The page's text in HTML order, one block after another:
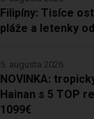
Filipíny: Tisíce
pláže a letenky
NOVINKA:
Hainan s 5 TOP
1099€
5. augusta 2026